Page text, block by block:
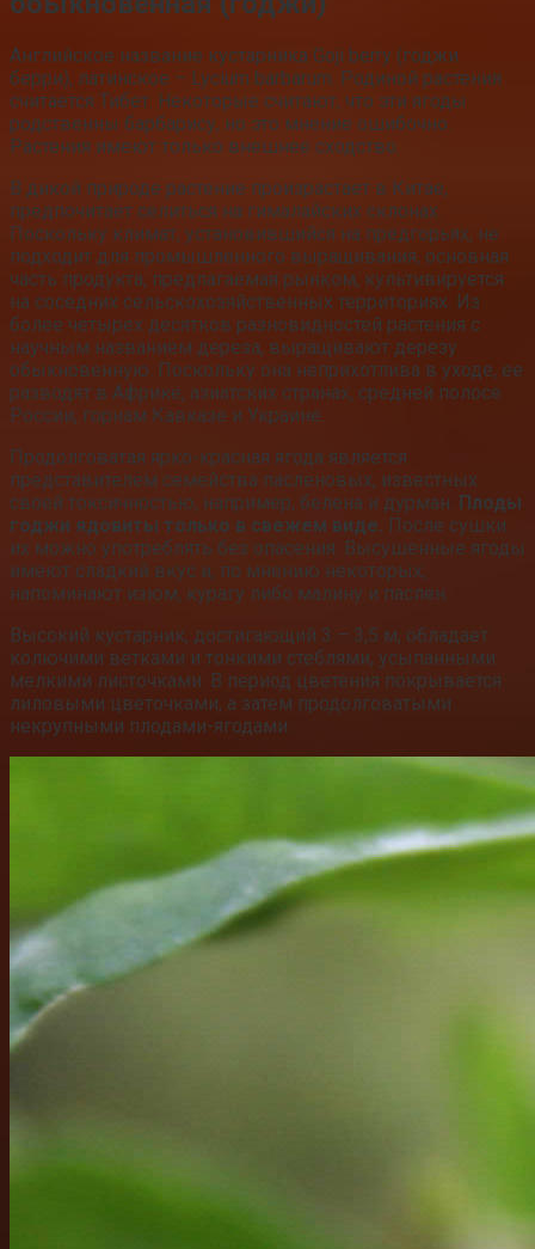
Английское название кустарника Goji berry (годжи
берри), латинское – Lycium barbarum. Родиной растения
считается Тибет. Некоторые считают, что эти ягоды
родственны барбарису, но это мнение ошибочно.
Растения имеют только внешнее сходство.
В дикой природе растение произрастает в Китае,
предпочитает селиться на гималайских склонах.
Поскольку климат, установившийся на предгорьях, не
подходит для промышленного выращивания, основная
часть продукта, предлагаемая рынком, культивируется
на соседних сельскохозяйственных территориях. Из
более четырех десятков разновидностей растения с
научным названием дереза, выращивают дерезу
обыкновенную. Поскольку она неприхотлива в уходе, ее
разводят в Африке, азиатских странах, средней полосе
России, горнам Кавказе и Украине.
Продолговатая ярко-красная ягода является
представителем семейства пасленовых, известных
своей токсичностью, например, белена и дурман. Плоды
годжи ядовиты только в свежем виде. После сушки
их можно употреблять без опасения. Высушенные ягоды
имеют сладкий вкус и, по мнению некоторых,
напоминают изюм, курагу либо малину и паслен.
Высокий кустарник, достигающий 3 – 3,5 м, обладает
колючими ветками и тонкими стеблями, усыпанными
мелкими листочками. В период цветения покрывается
лиловыми цветочками, а затем продолговатыми
некрупными плодами-ягодами.